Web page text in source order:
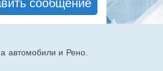
автомобили и Рено.